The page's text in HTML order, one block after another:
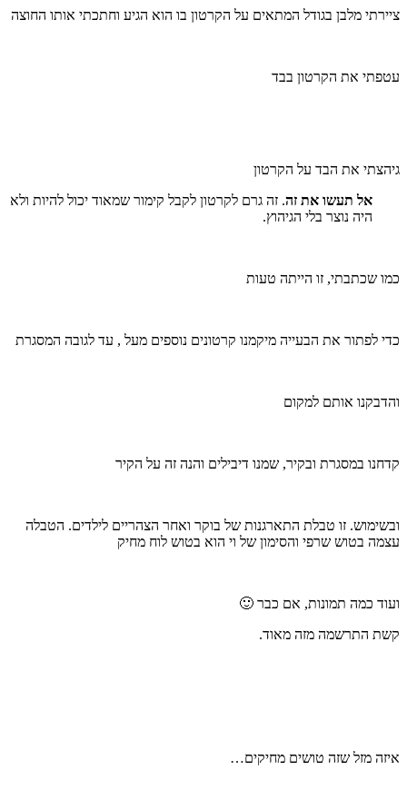
ציירתי מלבן בגודל המתאים על הקרטון בו הוא הגיע וחתכתי אותו החוצה
עטפתי את הקרטון בבד
גיהצתי את הבד על הקרטון
אל תעשו את זה. זה גרם לקרטון לקבל קימור שמאוד יכול להיות ולא
היה נוצר בלי הגיהוץ.
כמו שכתבתי, זו הייתה טעות
כדי לפתור את הבעייה מיקמנו קרטונים נוספים מעל , עד לגובה המסגרת
והדבקנו אותם למקום
קדחנו במסגרת ובקיר, שמנו דיבילים והנה זה על הקיר
ובשימוש. זו טבלת התארגנות של בוקר ואחר הצהריים לילדים. הטבלה
עצמה בטוש שרפי והסימון של וי הוא בטוש לוח מחיק
ועוד כמה תמונות, אם כבר 🙂
קשת התרשמה מזה מאוד.
איזה מזל שזה טושים מחיקים…